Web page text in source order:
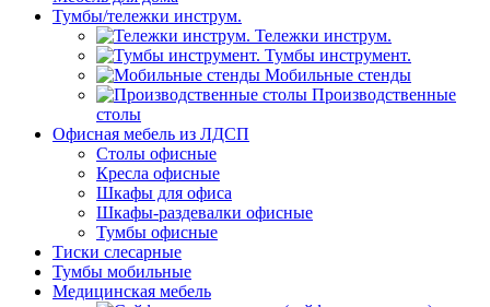
Тумбы/тележки инструм.
Тележки инструм.
Тумбы инструмент.
Мобильные стенды
Производственные
столы
Офисная мебель из ЛДСП
Столы офисные
Кресла офисные
Шкафы для офиса
Шкафы-раздевалки офисные
Тумбы офисные
Тиски слесарные
Тумбы мобильные
Медицинская мебель